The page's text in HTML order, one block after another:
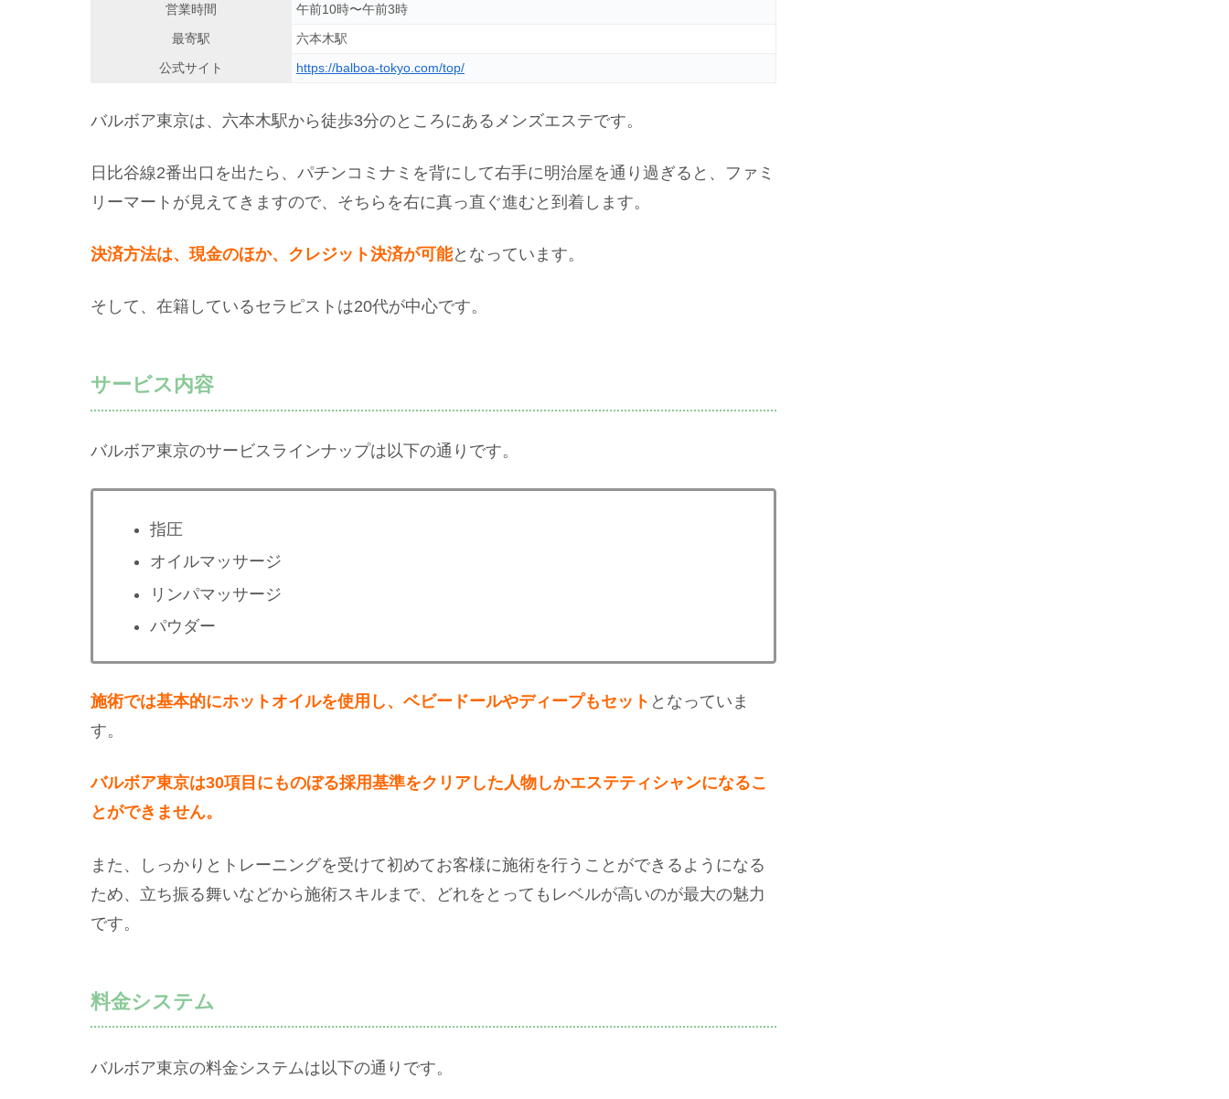
営業時間
午前10時〜午前3時
最寄駅
六本木駅
公式サイト
https://balboa-tokyo.com/top/
バルボア東京は、六本木駅から徒歩3分のところにあるメンズエステです。
日比谷線2番出口を出たら、パチンコミナミを背にして右手に明治屋を通り過ぎると、ファミ
リーマートが見えてきますので、そちらを右に真っ直ぐ進むと到着します。
決済方法は、現金のほか、クレジット決済が可能となっています。
そして、在籍しているセラピストは20代が中心です。
サービス内容
バルボア東京のサービスラインナップは以下の通りです。
指圧
オイルマッサージ
リンパマッサージ
パウダー
施術では基本的にホットオイルを使用し、ベビードールやディープもセット となっていま
す。
バルボア東京は30項目にものぼる採用基準をクリアした人物しかエステティシャンになるこ
とができません。
また、しっかりとトレーニングを受けて初めてお客様に施術を行うことができるようになる
ため、立ち振る舞いなどから施術スキルまで、どれをとってもレベルが高いのが最大の魅力
です。
料金システム
バルボア東京の料金システムは以下の通りです。